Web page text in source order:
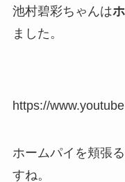
池村碧彩ちゃんは
ました。
https://
ホームパイを頬張
すね。